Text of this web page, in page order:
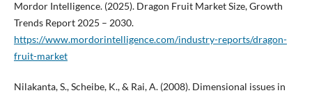
Mordor Intelligence. (2025). Dragon Fruit Market Size, Growth
Trends Report 2025 – 2030.
https://www.mordorintelligence.com/industry-reports/dragon-
fruit-market
Nilakanta, S., Scheibe, K., & Rai, A. (2008). Dimensional issues in